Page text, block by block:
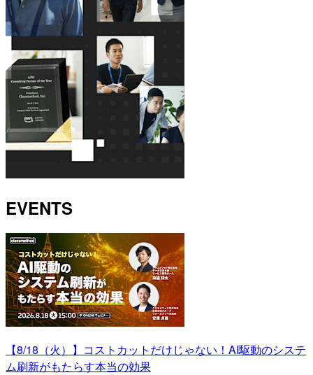
EVENTS
【8/18（火）】コストカットだけじゃない！AI駆動のシステ
ム刷新がもたらす本当の効果